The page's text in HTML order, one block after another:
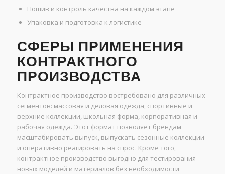
Пошив и контроль качества на каждом этапе
Упаковка и подготовка к логистике
СФЕРЫ ПРИМЕНЕНИЯ
КОНТРАКТНОГО
ПРОИЗВОДСТВА
Контрактное производство востребовано для различных
сегментов: массовая и деловая одежда, спортивные и
верхние коллекции, школьная форма, корпоративная и
рабочая одежда. Этот формат позволяет брендам
масштабировать выпуск, выпускать сезонные коллекции
и оперативно реагировать на спрос. Кроме того,
контрактное производство выгодно для тестирования
новых моделей и материалов без необходимости